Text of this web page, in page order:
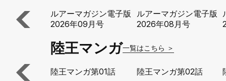
ルアーマガジン電子版
2026年09月号
ルアーマガジン電子版
2026年08月号
陸王マンガ一覧はこちら ＞
陸王マンガ第01話 陸王マンガ第02話